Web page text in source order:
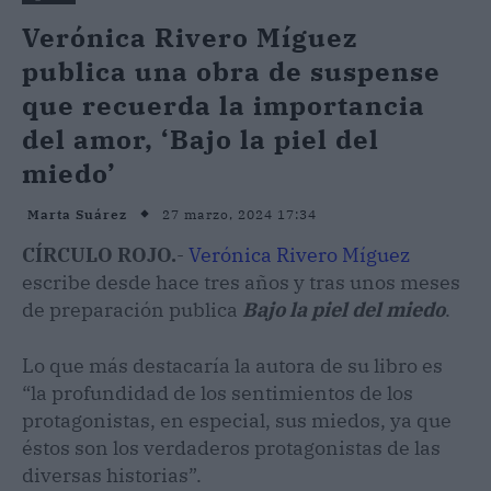
Verónica Rivero Míguez
publica una obra de suspense
que recuerda la importancia
del amor, ‘Bajo la piel del
miedo’
Marta Suárez 27 marzo, 2024 17:34
CÍRCULO ROJO.- Verónica Rivero Míguez
escribe desde hace tres años y tras unos meses
de preparación publica Bajo la piel del miedo.
Lo que más destacaría la autora de su libro es
“la profundidad de los sentimientos de los
protagonistas, en especial, sus miedos, ya que
éstos son los verdaderos protagonistas de las
diversas historias”.